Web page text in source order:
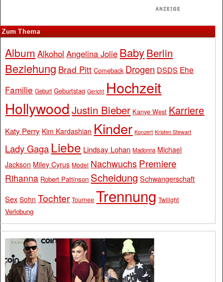
Zum Thema
Album Alkohol Angelina Jolie BabyBerlin
Beziehung Brad Pitt Comeback Drogen DSDS Ehe
Familie Geburt Geburtstag Gericht Hochzeit
Hollywood Justin Bieber Kanye West Karriere
Katy Perry Kim Kardashian Kinder Konzert Kristen Stewart
Lady Gaga Liebe Lindsay Lohan Madonna Michael
Jackson Miley Cyrus Model Nachwuchs Premiere
Rihanna Robert Pattinson Scheidung Schwangerschaft
Sex Sohn Tochter Tournee Trennung Twilight
Verlobung